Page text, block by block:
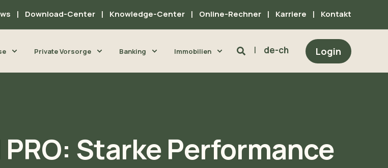
Download-Center Knowledge-Center Online-Rechner Karriere Kontakt
Private Vorsorge Banking Immobilien de-ch Login
PRO: Starke Performance